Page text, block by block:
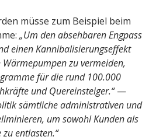
müsse zum Beispiel beim
„Um den absehbaren Engpass
einen Kannibalisierungseffekt
zu vermeiden,
für die rund 100.000
und Quereinsteiger.“—
sämtliche administrativen und
um sowohl Kunden als
entlasten.“